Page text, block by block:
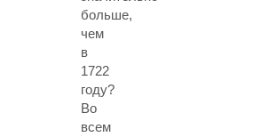
больше,
чем
в
1722
году?
Во
всем